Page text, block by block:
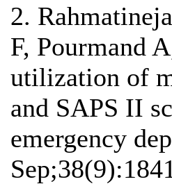
2.
F, Pourmand
utilization of
and SAPS II
emergency